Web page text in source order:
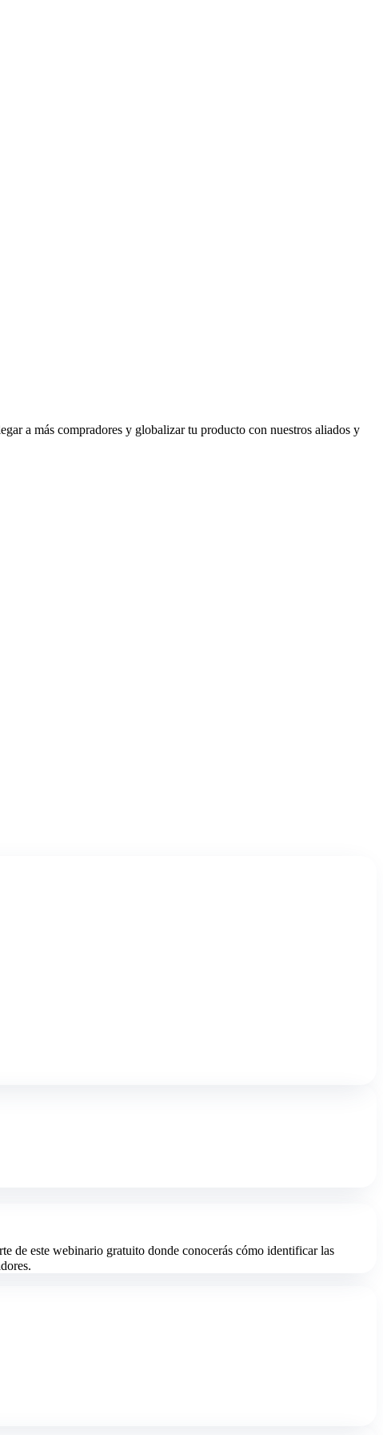
a más compradores y globalizar tu producto con nuestros aliados y
de este webinario gratuito donde conocerás cómo identificar las